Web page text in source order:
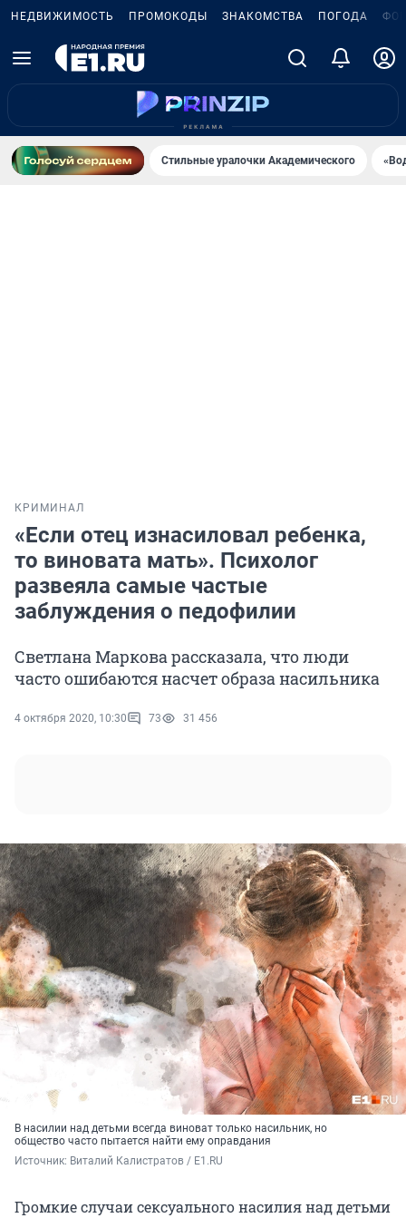
НЕДВИЖИМОСТЬ ПРОМОКОДЫ ЗНАКОМСТВА ПОГОДА
Стильные уралочки Академического
КРИМИНАЛ
«Если отец изнасиловал ребенка,
то виновата мать». Психолог
развеяла самые частые
заблуждения о педофилии
Светлана Маркова рассказала, что люди
часто ошибаются насчет образа насильника
4 октября 2020, 10:30 73 31 456
В насилии над детьми всегда виноват только насильник, но
общество часто пытается найти ему оправдания
Источник: Виталий Калистратов / E1.RU
Громкие случаи сексуального насилия над детьми